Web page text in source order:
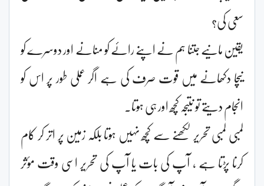
سعی کی؟
یقین مانیے جتنا ہم نے اپنے رائے کو منانے اور دوسرے کو
نیچا دکھانے میں قوت صرف کی ہے اگر عملی طور پر اس کو
انجام دیتے تو نتیجہ کچھ اور ہی ہوتا۔
لمبی لمبی تحریر لکھنے سے کچھ نہیں ہوتا بلکہ زمین پر اتر کر کام
کرنا پڑتا ہے ، آپ کی بات یا آپ کی تحریر اسی وقت مؤثر